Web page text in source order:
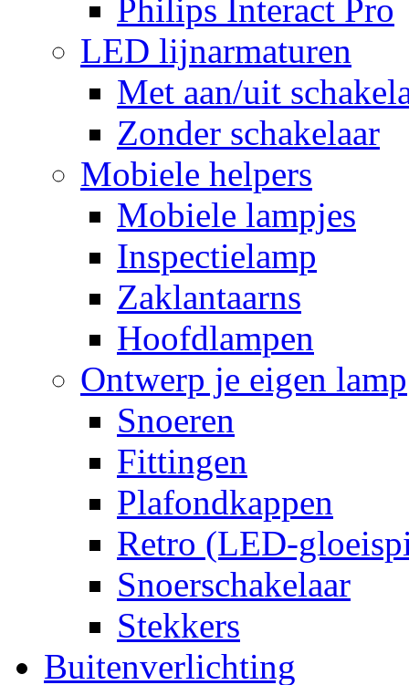
Philips Interact Pro
LED lijnarmaturen
Met aan/uit
Zonder schakelaar
Mobiele helpers
Mobiele lampjes
Inspectielamp
Zaklantaarns
Hoofdlampen
Ontwerp je eigen lamp
Snoeren
Fittingen
Plafondkappen
Retro (LED-
Snoerschakelaar
Stekkers
Buitenverlichting